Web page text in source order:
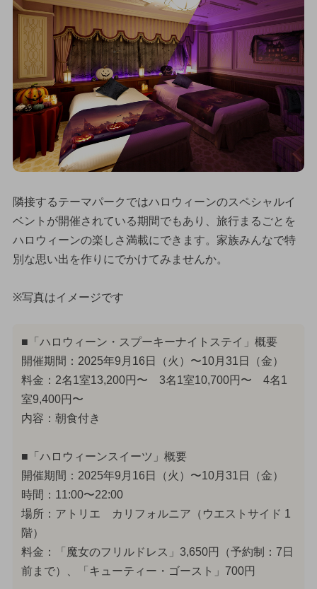
隣接するテーマパークではハロウィーンのスペシャルイ
ベントが開催されている期間でもあり、旅行まるごとを
ハロウィーンの楽しさ満載にできます。家族みんなで特
別な思い出を作りにでかけてみませんか。
※写真はイメージです
■「ハロウィーン・スプーキーナイトステイ」概要
開催期間：2025年9月16日（火）〜10月31日（金）
料金：2名1室13,200円〜 3名1室10,700円〜 4名1
室9,400円〜
内容：朝食付き
■「ハロウィーンスイーツ」概要
開催期間：2025年9月16日（火）〜10月31日（金）
時間：11:00〜22:00
場所：アトリエ カリフォルニア（ウエストサイド 1
階）
料金：「魔女のフリルドレス」3,650円（予約制：7日
前まで）、「キューティー・ゴースト」700円